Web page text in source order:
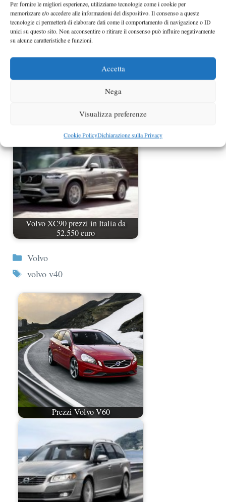
Per fornire le migliori esperienze, utilizziamo tecnologie come i cookie per
memorizzare e/o accedere alle informazioni del dispositivo. Il consenso a queste
tecnologie ci permetterà di elaborare dati come il comportamento di navigazione o ID
unici su questo sito. Non acconsentire o ritirare il consenso può influire negativamente
su alcune caratteristiche e funzioni.
Accetta
Nega
Visualizza preferenze
Cookie PolicyDichiarazione sulla Privacy
Nuova Volvo V40 rivelata
Volvo XC90 prezzi in Italia da
52.550 euro
Categorie
Volvo
Tag
volvo v40
Prezzi Volvo V60